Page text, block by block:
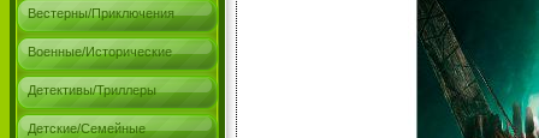
Вестерны/Приключения
Военные/Исторические
Детективы/Триллеры
Детские/Семейные